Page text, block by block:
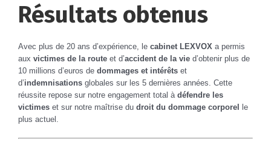
Résultats obtenus
Avec plus de 20 ans d’expérience, le cabinet LEXVOX a permis
aux victimes de la route et d’accident de la vie d’obtenir plus de
10 millions d’euros de dommages et intérêts et
d’indemnisations globales sur les 5 dernières années. Cette
réussite repose sur notre engagement total à défendre les
victimes et sur notre maîtrise du droit du dommage corporel
le
plus actuel.